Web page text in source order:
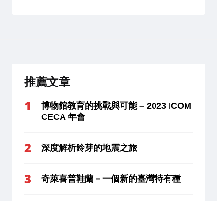
推薦文章
博物館教育的挑戰與可能 – 2023 ICOM
CECA 年會
深度解析鈴芽的地震之旅
奇萊喜普鞋蘭－一個新的臺灣特有種